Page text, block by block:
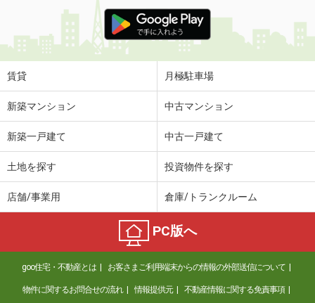
賃貸 月極駐車場
新築マンション 中古マンション
新築一戸建て 中古一戸建て
土地を探す 投資物件を探す
店舗/事業用 倉庫/トランクルーム
PC版へ
goo住宅・不動産とは お客さまご利用端末からの情報の外部送信について
物件に関するお問合せの流れ 情報提供元 不動産情報に関する免責事項